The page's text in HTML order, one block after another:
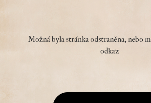
Možná byla stránka odstraněna, nebo
odkaz